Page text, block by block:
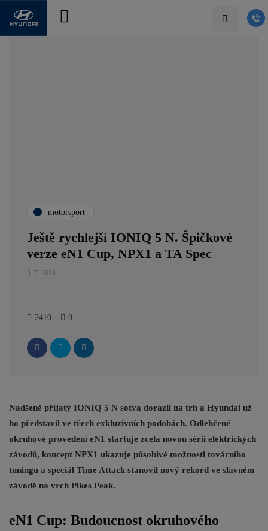
motorsport
Ještě rychlejší IONIQ 5 N. Špičkové
verze eN1 Cup, NPX1 a TA Spec
5. 7. 2024
2410 0
Nadšeně přijatý IONIQ 5 N sotva dorazil na trh a Hyundai už
ho představil ve třech exkluzivních podobách. Odlehčené
okruhové provedení eN1 startuje zcela novou sérii elektrických
závodů, koncept NPX1 ukazuje působivé možnosti továrního
tuningu a speciál Time Attack stanovil nový rekord ve slavném
závodě na vrch Pikes Peak.
eN1 Cup: Budoucnost okruhového